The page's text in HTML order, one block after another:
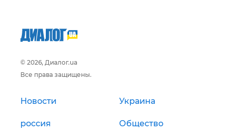
© 2026, Диалог.ua
Все права защищены.
Новости Украина
россия Общество